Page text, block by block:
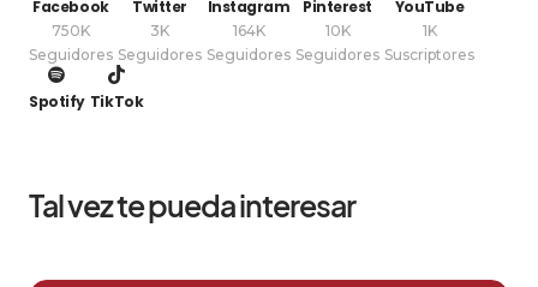
Facebook
750K
Seguidores
Twitter
3K
Seguidores
Instagram
164K
Seguidores
Pinterest
10K
Seguidores
YouTube
1K
Suscriptores
Spotify TikTok
Tal vez te pueda interesar